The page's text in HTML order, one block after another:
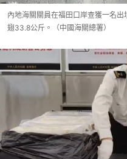
內地海關關員在福田口岸查獲一名
翅33.8公斤。（中國海關總署）